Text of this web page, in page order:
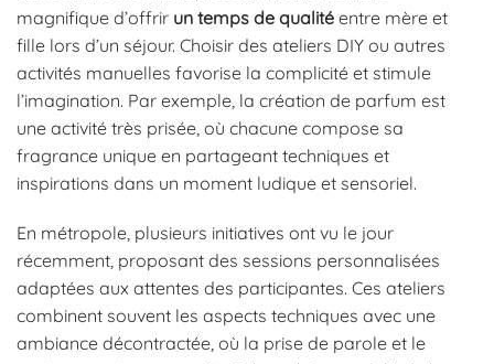
magnifique d’offrir un temps de qualité entre mère et
fille lors d’un séjour. Choisir des ateliers DIY ou autres
activités manuelles favorise la complicité et stimule
l’imagination. Par exemple, la création de parfum est
une activité très prisée, où chacune compose sa
fragrance unique en partageant techniques et
inspirations dans un moment ludique et sensoriel.
En métropole, plusieurs initiatives ont vu le jour
récemment, proposant des sessions personnalisées
adaptées aux attentes des participantes. Ces ateliers
combinent souvent les aspects techniques avec une
ambiance décontractée, où la prise de parole et le